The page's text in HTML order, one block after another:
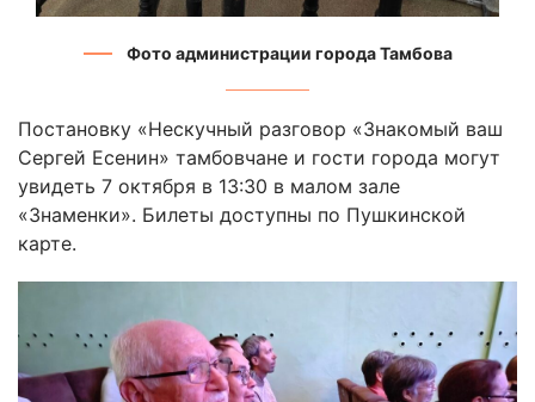
Фото администрации города Тамбова
Постановку «Нескучный разговор «Знакомый ваш
Сергей Есенин» тамбовчане и гости города могут
увидеть 7 октября в 13:30 в малом зале
«Знаменки». Билеты доступны по Пушкинской
карте.